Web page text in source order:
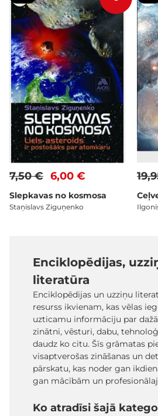
6,00 €
7,50 €
Slepkavas no kosmosa
Staņislavs Ziguņenko
Enciklopēdijas,
literatūra
Enciklopēdijas un uzziņu
resurss ikvienam, kas vēlas
uzticamu informāciju par
zinātni, vēsturi, dabu,
daudz ko citu. Šīs grāmatas
visaptverošas zināšanas un
pārskatu, kas noder gan
gan mācībām un
Ko atradīsi šajā